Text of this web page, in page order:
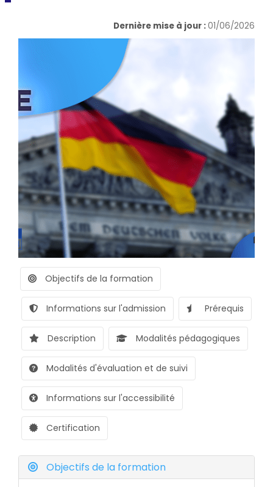
Dernière mise à jour :01/06/2026
Objectifs de la formation
Informations sur l'admission Prérequis
Description Modalités pédagogiques
Modalités d'évaluation et de suivi
Informations sur l'accessibilité
Certification
Objectifs de la formation